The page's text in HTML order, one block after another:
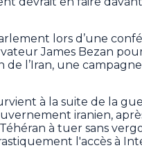
lors d’une
James Bezan
de l’Iran, une
à la suite de la
iranien,
à tuer sans
l'accès à